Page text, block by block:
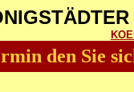
den Sie